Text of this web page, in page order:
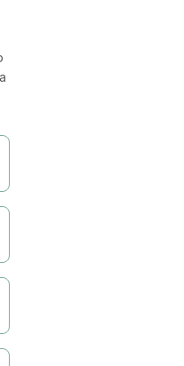
azul-médio, azul-marinho, verde,